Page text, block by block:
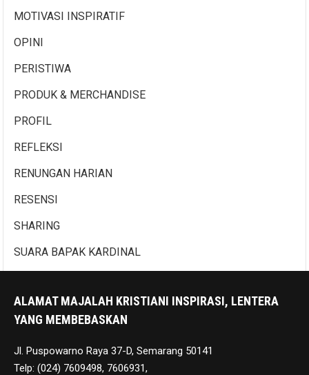
MOTIVASI INSPIRATIF
OPINI
PERISTIWA
PRODUK & MERCHANDISE
PROFIL
REFLEKSI
RENUNGAN HARIAN
RESENSI
SHARING
SUARA BAPAK KARDINAL
ALAMAT MAJALAH KRISTIANI INSPIRASI, LENTERA
YANG MEMBEBASKAN
Jl. Puspowarno Raya 37-D, Semarang 50141
Telp: (024) 7609498, 7606931,